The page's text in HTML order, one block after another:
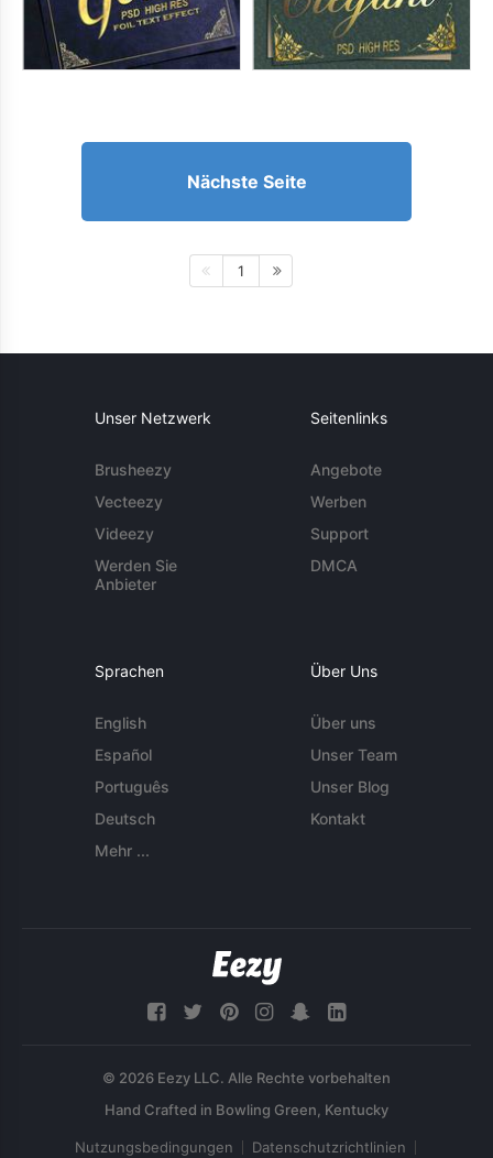
Nächste Seite
1
Unser Netzwerk
Brusheezy
Vecteezy
Videezy
Werden Sie
Anbieter
Seitenlinks
Angebote
Werben
Support
DMCA
Sprachen
English
Español
Português
Deutsch
Mehr ...
Über Uns
Über uns
Unser Team
Unser Blog
Kontakt
© 2026 Eezy LLC. Alle Rechte vorbehalten
Nutzungsbedingungen Datenschutzrichtlinien